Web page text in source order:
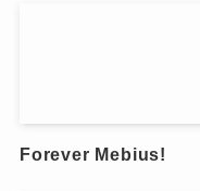
Forever Mebius!